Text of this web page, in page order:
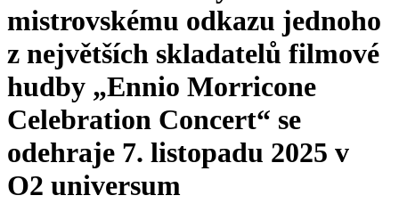
mistrovskému odkazu jednoho
z největších skladatelů filmové
hudby „Ennio Morricone
Celebration Concert“ se
odehraje 7. listopadu 2025 v
O2 universum